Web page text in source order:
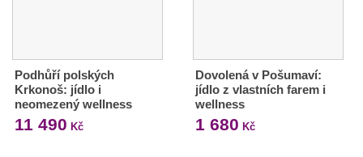
Podhůří polských
Krkonoš: jídlo i
neomezený wellness
11 490 Kč
Dovolená v Pošumaví:
jídlo z vlastních farem i
wellness
1 680 Kč